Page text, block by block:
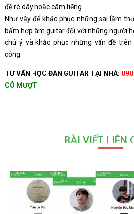
đề rè dây hoặc câm tiếng.
Như vậy để khắc phục những sai lầm
bấm hợp âm guitar đối với những người
chú ý và khắc phục những vấn đề trên
công.
TƯ VẤN HỌC ĐÀN GUITAR TẠI NHÀ:
CÔ MƯỢT
BÀI VIẾT LIÊN